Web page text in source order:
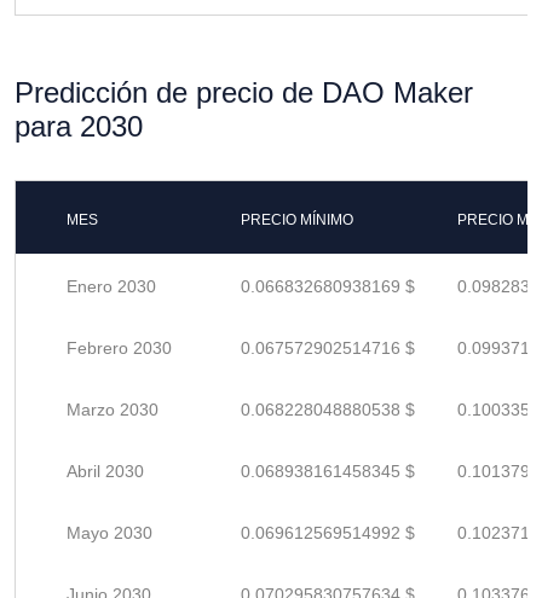
Predicción de precio de DAO Maker
para 2030
MES PRECIO MÍNIMO PRECIO
Enero 2030 0.066832680938169 $
Febrero 2030 0.067572902514716 $
Marzo 2030 0.068228048880538 $
Abril 2030 0.068938161458345 $
Mayo 2030 0.069612569514992 $